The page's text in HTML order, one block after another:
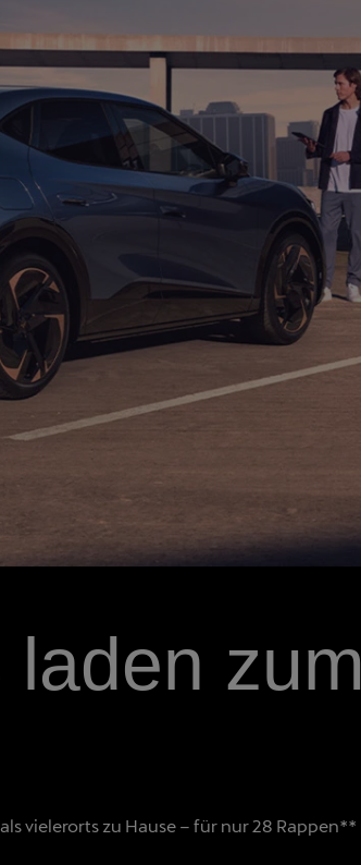
laden
vielerorts zu Hause – für nur 28